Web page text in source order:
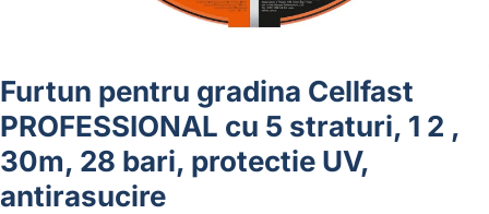
Furtun pentru gradina Cellfast
PROFESSIONAL cu 5 straturi, 1 2 ,
30m, 28 bari, protectie UV,
antirasucire